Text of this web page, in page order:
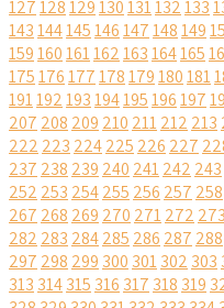
127128129130131132133
143144145146147148149
159160161162163164165
175176177178179180181
191192193194195196197
207 208 209 210 211212 213
222 223 224225 226 227
237 238 239 240 241242 243
252 253 254255 256 257 258
267 268 269 270 271272 273
282 283 284285 286 287 288
297 298 299 300 301302 303
313 314315 316 317 318 319